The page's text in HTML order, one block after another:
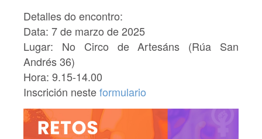
Detalles do encontro:
Data: 7 de marzo de 2025
Lugar: No Circo de Artesáns (Rúa San
Andrés 36)
Hora: 9.15-14.00
Inscrición nesteformulario